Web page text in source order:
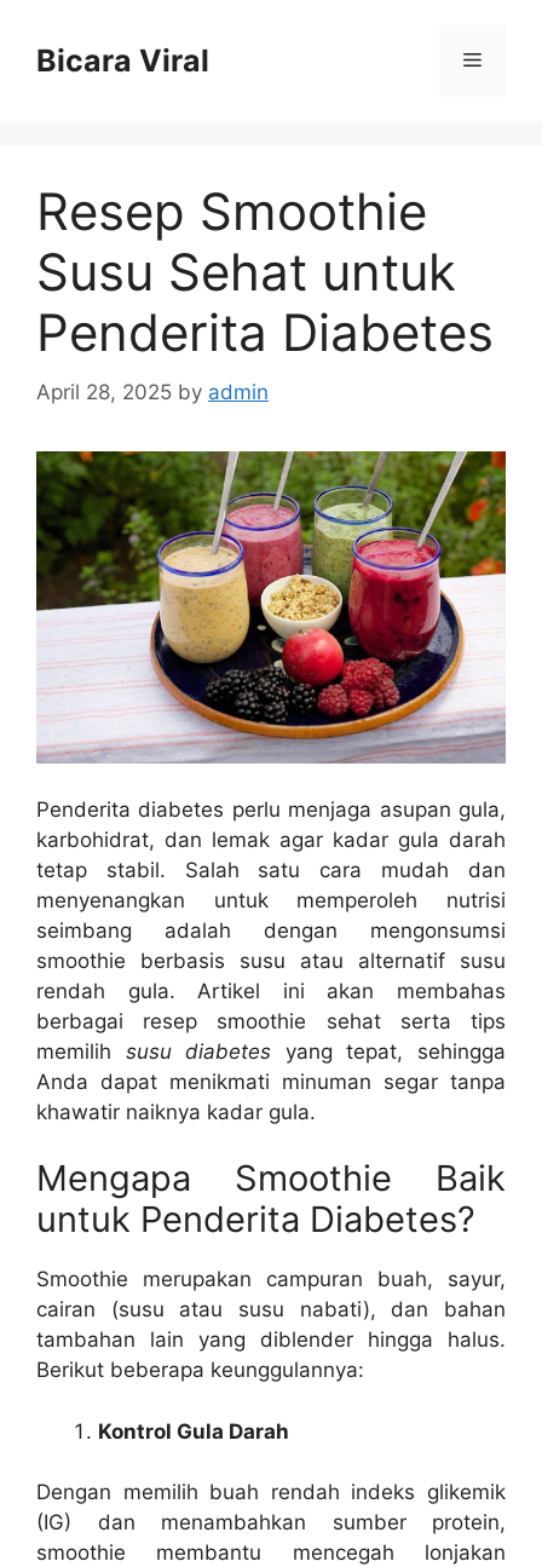
contentBicara Viral Menu
Resep Smoothie
Susu Sehat untuk
Penderita Diabetes
April 28, 2025 by admin
Penderita diabetes perlu menjaga asupan gula,
karbohidrat, dan lemak agar kadar gula darah
tetap stabil. Salah satu cara mudah dan
menyenangkan untuk memperoleh nutrisi
seimbang adalah dengan mengonsumsi
smoothie berbasis susu atau alternatif susu
rendah gula. Artikel ini akan membahas
berbagai resep smoothie sehat serta tips
memilih susu diabetes yang tepat, sehingga
Anda dapat menikmati minuman segar tanpa
khawatir naiknya kadar gula.
Mengapa Smoothie Baik
untuk Penderita Diabetes?
Smoothie merupakan campuran buah, sayur,
cairan (susu atau susu nabati), dan bahan
tambahan lain yang diblender hingga halus.
Berikut beberapa keunggulannya:
Kontrol Gula Darah
Dengan memilih buah rendah indeks glikemik
(IG) dan menambahkan sumber protein,
smoothie membantu mencegah lonjakan